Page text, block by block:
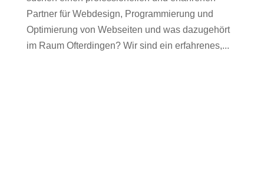
Partner für Webdesign, Programmierung und
Optimierung von Webseiten und was dazugehört
im Raum Ofterdingen? Wir sind ein erfahrenes,...